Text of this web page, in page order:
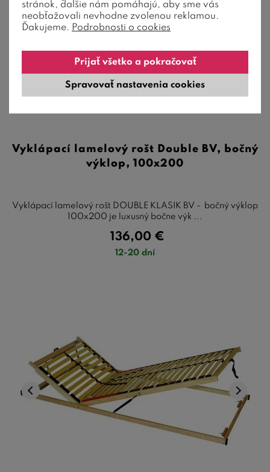
Vyklápací lamelový rošt Double BV, bočný
výklop, 100x200
Vyklápací lamelový rošt DOUBLE KLASIK BV - bočný výklop
100x200 je luxusný bočne výk ...
136,00 €
12-20 dní
stránok, ďalšie nám pomáhajú, aby sme vás
neobťažovali nevhodne zvolenou reklamou.
Ďakujeme. Podrobnosti o cookies
Spravovať nastavenia cookies
Prijať všetko a pokračovať